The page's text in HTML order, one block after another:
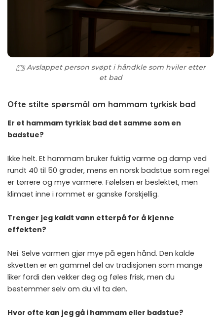
Avslappet person svøpt i håndkle som hviler etter
et bad
Ofte stilte spørsmål om hammam tyrkisk bad
Er et hammam tyrkisk bad det samme som en
badstue?
Ikke helt. Et hammam bruker fuktig varme og damp ved
rundt 40 til 50 grader, mens en norsk badstue som regel
er tørrere og mye varmere. Følelsen er beslektet, men
klimaet inne i rommet er ganske forskjellig.
Trenger jeg kaldt vann etterpå for å kjenne
effekten?
Nei. Selve varmen gjør mye på egen hånd. Den kalde
skvetten er en gammel del av tradisjonen som mange
liker fordi den vekker deg og føles frisk, men du
bestemmer selv om du vil ta den.
Hvor ofte kan jeg gå i hammam eller badstue?